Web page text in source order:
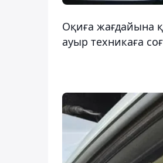
Оқиға жағдайына
ауыр техникаға